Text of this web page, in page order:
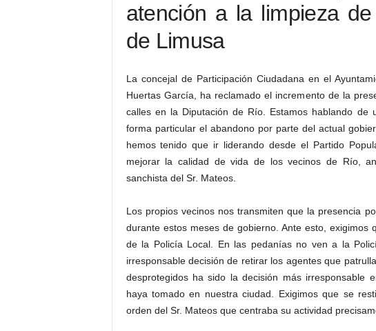
atención a la limpieza
de Limusa
La concejal de Participación Ciudadana en el
Huertas García, ha reclamado el incremento de la
calles en la Diputación de Río. Estamos hablando
forma particular el abandono por parte del actual
hemos tenido que ir liderando desde el Partido
mejorar la calidad de vida de los vecinos de Río,
sanchista del Sr. Mateos.
Los propios vecinos nos transmiten que la presencia
durante estos meses de gobierno. Ante esto,
de la Policía Local. En las pedanías no ven a la
irresponsable decisión de retirar los agentes que
desprotegidos ha sido la decisión más irresponsable
haya tomado en nuestra ciudad. Exigimos que se
orden del Sr. Mateos que centraba su actividad